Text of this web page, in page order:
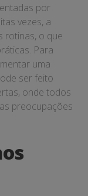
por
vezes, a
rotinas, o que
Para
uma
ser feito
onde todos
preocupações